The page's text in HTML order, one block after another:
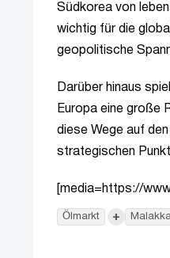
Südkorea von
wichtig für die
geopolitische
Darüber hinaus
Europa eine große
diese Wege auf
strategischen
[media=https://
Ölmarkt +